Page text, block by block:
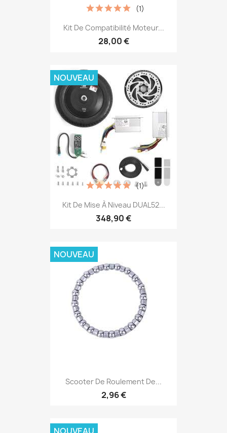
Kit De Compatibilité Moteur...
28,00 €
(1)
Kit De Mise À Niveau DUAL52...
348,90 €
(1)
NOUVEAU
Scooter De Roulement De...
2,96 €
NOUVEAU